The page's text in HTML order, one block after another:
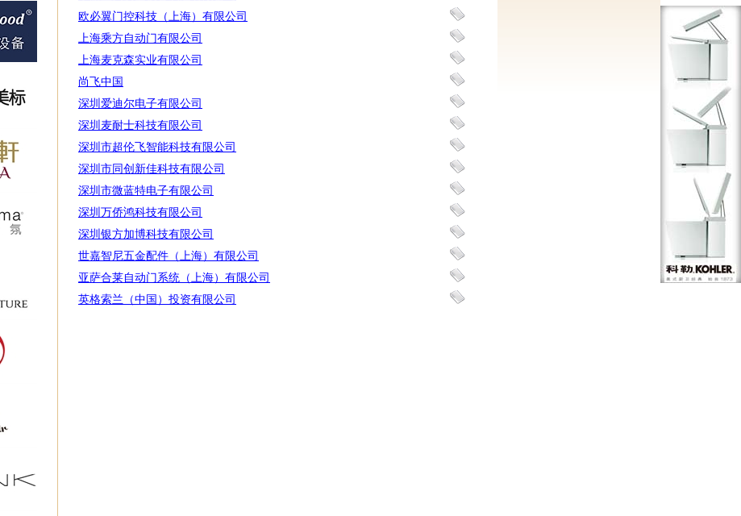
欧必翼门控科技（上海）有限公司
上海乘方自动门有限公司
上海麦克森实业有限公司
尚飞中国
深圳爱迪尔电子有限公司
深圳麦耐士科技有限公司
深圳市超伦飞智能科技有限公司
深圳市同创新佳科技有限公司
深圳市微蓝特电子有限公司
深圳万侨鸿科技有限公司
深圳银方加博科技有限公司
世嘉智尼五金配件（上海）有限公司
亚萨合莱自动门系统（上海）有限公司
英格索兰（中国）投资有限公司